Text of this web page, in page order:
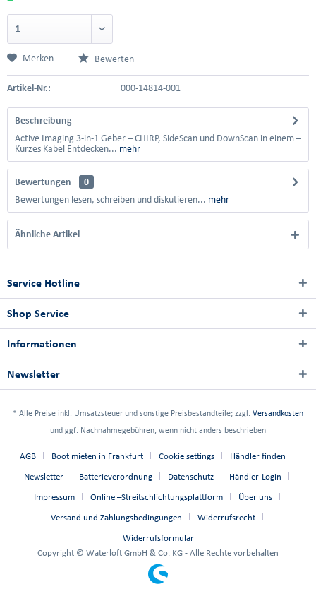
Merken Bewerten
Artikel-Nr.: 000-14814-001
Beschreibung
Active Imaging 3-in-1 Geber – CHIRP, SideScan und DownScan in einem –
Kurzes Kabel Entdecken... mehr
Bewertungen
0
Bewertungen lesen, schreiben und diskutieren... mehr
Ähnliche Artikel
Service Hotline
Shop Service
Informationen
Newsletter
* Alle Preise inkl. Umsatzsteuer und sonstige Preisbestandteile; zzgl. Versandkosten
und ggf. Nachnahmegebühren, wenn nicht anders beschrieben
AGB Boot mieten in Frankfurt Cookie settings Händler finden
Newsletter Batterieverordnung Datenschutz Händler-Login
Impressum Online –Streitschlichtungsplattform Über uns
Versand und Zahlungsbedingungen Widerrufsrecht
Widerrufsformular
Copyright © Waterloft GmbH & Co. KG - Alle Rechte vorbehalten